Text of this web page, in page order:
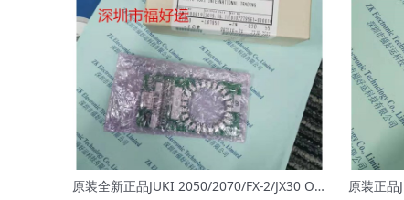
原装全新正品JUKI 2050/2070/FX-2/JX30 OCC卡 灯光卡40001982